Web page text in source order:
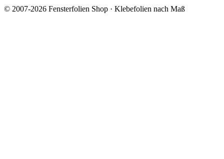
© 2007-2026 Fensterfolien Shop · Klebefolien nach Maß